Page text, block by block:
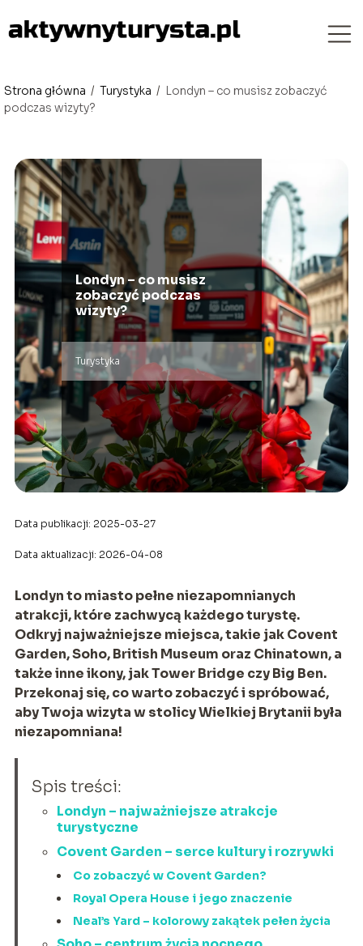
Strona główna / Turystyka / Londyn – co musisz zobaczyć
podczas wizyty?
Londyn – co musisz
zobaczyć podczas
wizyty?
Turystyka
Data publikacji: 2025-03-27
Data aktualizacji: 2026-04-08
Londyn to miasto pełne niezapomnianych
atrakcji, które zachwycą każdego turystę.
Odkryj najważniejsze miejsca, takie jak Covent
Garden, Soho, British Museum oraz Chinatown, a
także inne ikony, jak Tower Bridge czy Big Ben.
Przekonaj się, co warto zobaczyć i spróbować,
aby Twoja wizyta w stolicy Wielkiej Brytanii była
niezapomniana!
Spis treści:
Londyn – najważniejsze atrakcje
turystyczne
Covent Garden – serce kultury i rozrywki
Co zobaczyć w Covent Garden?
Royal Opera House i jego znaczenie
Neal’s Yard – kolorowy zakątek pełen życia